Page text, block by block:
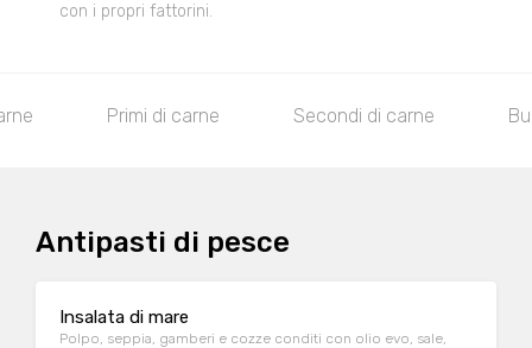
con i propri fattorini.
Primi di carne Secondi di carne
Antipasti di pesce
Insalata di mare
Polpo, seppia, gamberi e cozze conditi con olio evo, sale,